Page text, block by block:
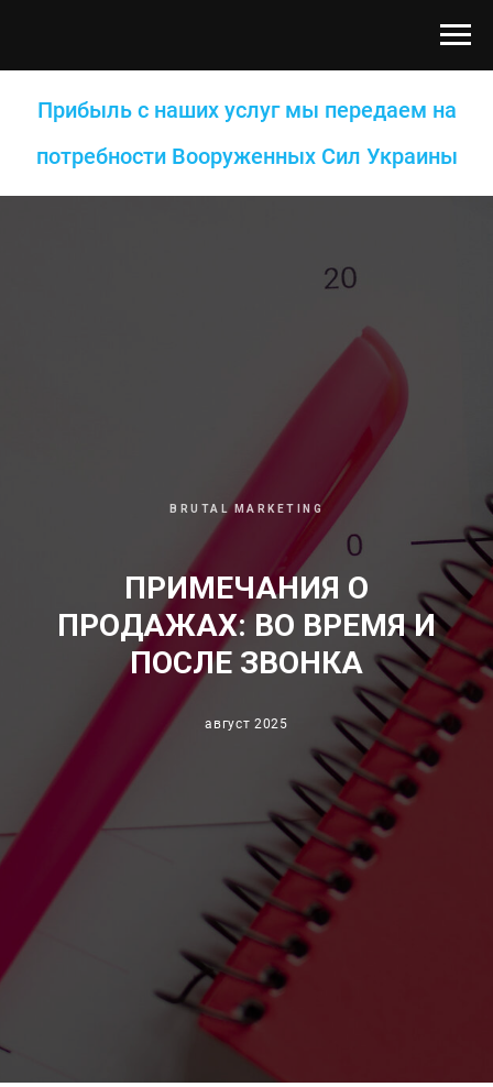
Прибыль с наших услуг мы передаем на
потребности Вооруженных Сил Украины
BRUTAL MARKETING
ПРИМЕЧАНИЯ О
ПРОДАЖАХ: ВО ВРЕМЯ И
ПОСЛЕ ЗВОНКА
август 2025